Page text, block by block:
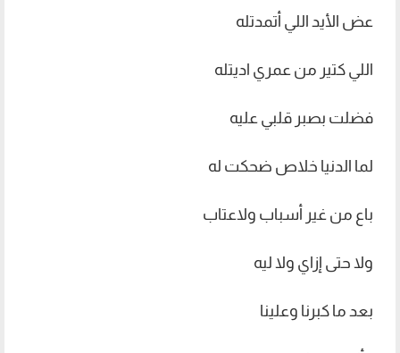
عض الأيد اللي أتمدتله
اللي كتير من عمري اديتله
فضلت بصبر قلبي عليه
لما الدنيا خلاص ضحكت له
باع من غير أسباب ولاعتاب
ولا حتى إزاي ولا ليه
بعد ما كبرنا وعلينا